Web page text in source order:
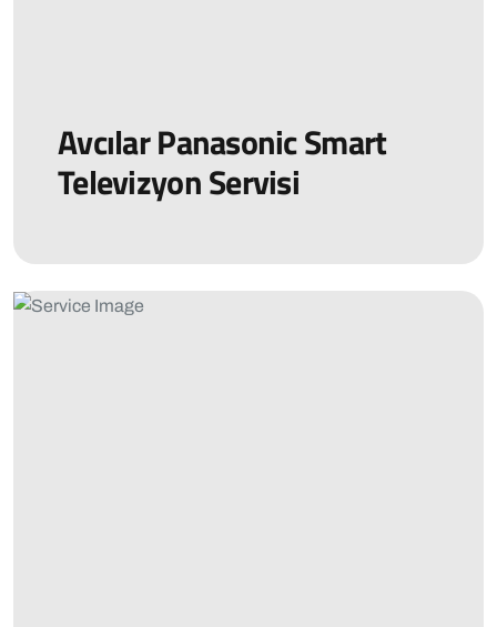
Avcılar Panasonic Smart
Televizyon Servisi